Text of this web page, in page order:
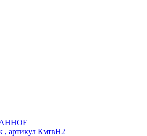
, артикул КмтвН2